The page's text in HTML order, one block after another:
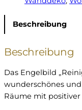
i
i
u
g
u
n
Beschreibung
Beschreibung
Das Engelbild
wunderschönes
Räume mit